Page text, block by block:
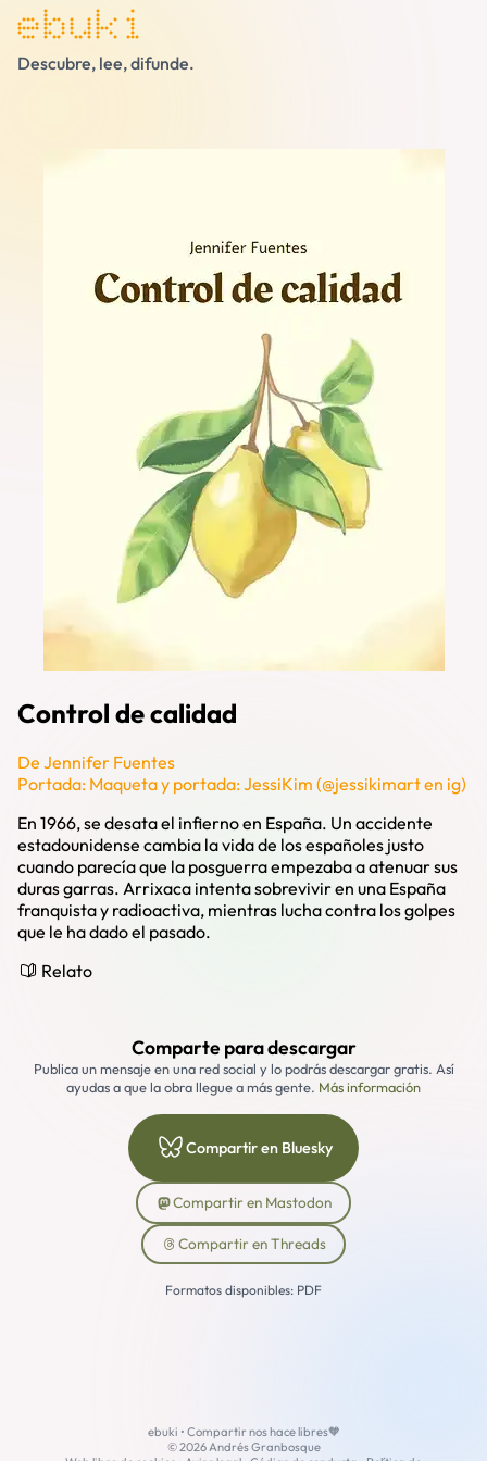
ebuki
Descubre, lee, difunde.
Control de calidad
De Jennifer Fuentes
Portada: Maqueta y portada: JessiKim (@jessikimart en ig)
En 1966, se desata el infierno en España. Un accidente
estadounidense cambia la vida de los españoles justo
cuando parecía que la posguerra empezaba a atenuar sus
duras garras. Arrixaca intenta sobrevivir en una España
franquista y radioactiva, mientras lucha contra los golpes
que le ha dado el pasado.
Relato
Comparte para descargar
Publica un mensaje en una red social y lo podrás descargar gratis. Así
ayudas a que la obra llegue a más gente. Más información
Compartir en Bluesky
Compartir en Mastodon
Compartir en Threads
Formatos disponibles: PDF
ebuki • Compartir nos hace libres🧡
© 2026 Andrés Granbosque